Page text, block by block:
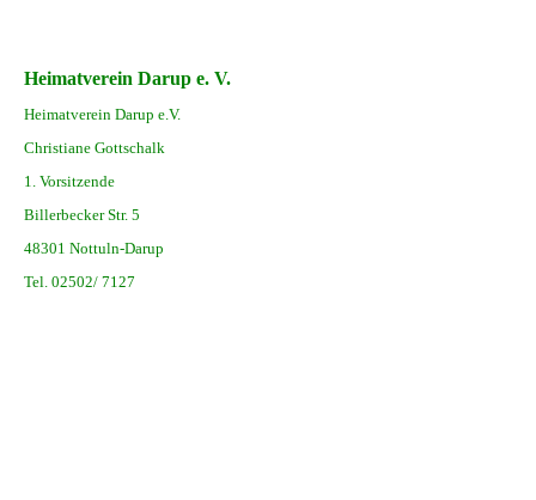
Heimatverein Darup e. V.
Heimatverein Darup e.V.
Christiane Gottschalk
1. Vorsitzende
Billerbecker Str. 5
48301 Nottuln-Darup
Tel. 02502/ 7127